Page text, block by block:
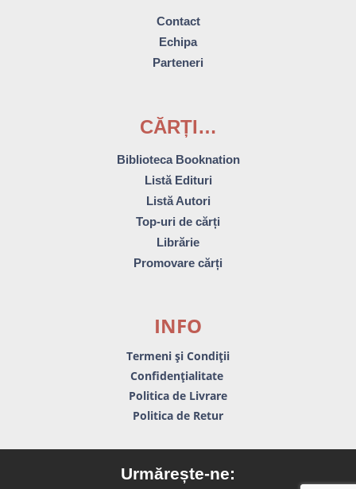
Contact
Echipa
Parteneri
CĂRȚI…
Biblioteca Booknation
Listă Edituri
Listă Autori
Top-uri de cărți
Librărie
Promovare cărți
INFO
Termeni și Condiții
Confidențialitate
Politica de Livrare
Politica de Retur
Urmărește-ne: